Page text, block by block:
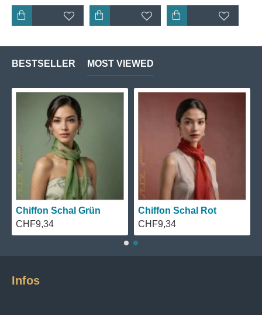
BESTSELLER MOST VIEWED
Chiffon Schal Grün
CHF9,34
Chiffon Schal Rot
CHF9,34
Infos